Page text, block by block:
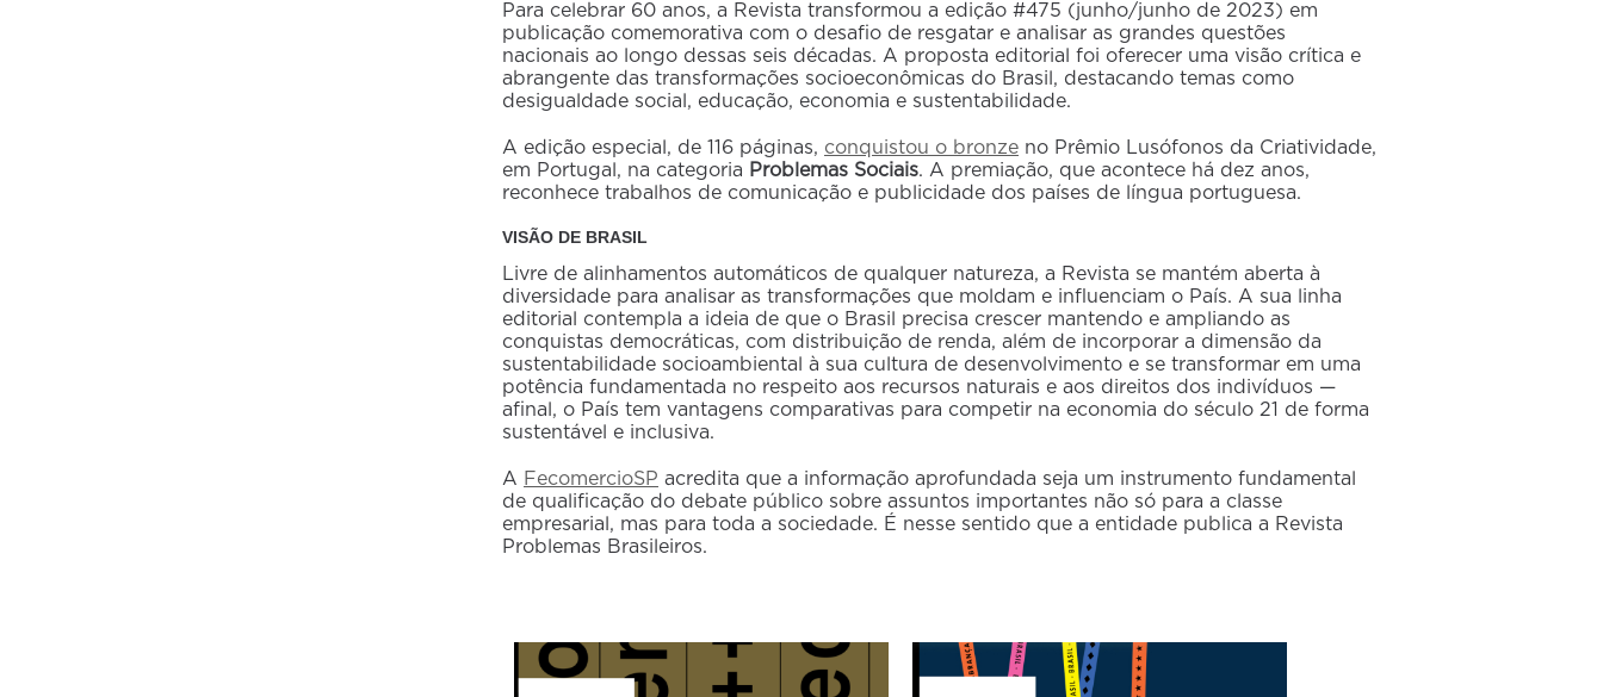
Para celebrar 60 anos, a Revista transformou a edição #475 (junho/junho de 2023) em
publicação comemorativa com o desafio de resgatar e analisar as grandes questões
nacionais ao longo dessas seis décadas. A proposta editorial foi oferecer uma visão crítica e
abrangente das transformações socioeconômicas do Brasil, destacando temas como
desigualdade social, educação, economia e sustentabilidade.
A edição especial, de 116 páginas, conquistou o bronze no Prêmio Lusófonos da Criatividade,
em Portugal, na categoria Problemas Sociais. A premiação, que acontece há dez anos,
reconhece trabalhos de comunicação e publicidade dos países de língua portuguesa.
VISÃO DE BRASIL
Livre de alinhamentos automáticos de qualquer natureza, a Revista se mantém aberta à
diversidade para analisar as transformações que moldam e influenciam o País. A sua linha
editorial contempla a ideia de que o Brasil precisa crescer mantendo e ampliando as
conquistas democráticas, com distribuição de renda, além de incorporar a dimensão da
sustentabilidade socioambiental à sua cultura de desenvolvimento e se transformar em uma
potência fundamentada no respeito aos recursos naturais e aos direitos dos indivíduos —
afinal, o País tem vantagens comparativas para competir na economia do século 21 de forma
sustentável e inclusiva.
A FecomercioSP acredita que a informação aprofundada seja um instrumento fundamental
de qualificação do debate público sobre assuntos importantes não só para a classe
empresarial, mas para toda a sociedade. É nesse sentido que a entidade publica a Revista
Problemas Brasileiros.